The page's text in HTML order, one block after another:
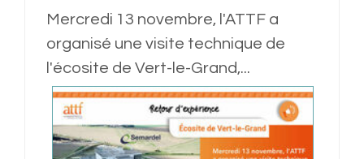
Mercredi 13 novembre, l'ATTF a
organisé une visite technique de
l'écosite de Vert-le-Grand,...